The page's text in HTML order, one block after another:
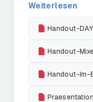
Weiterlesen